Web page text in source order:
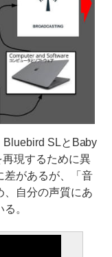
Bluebird SLとBaby
現するために異
差があるが、「音
、自分の声質にあ
。